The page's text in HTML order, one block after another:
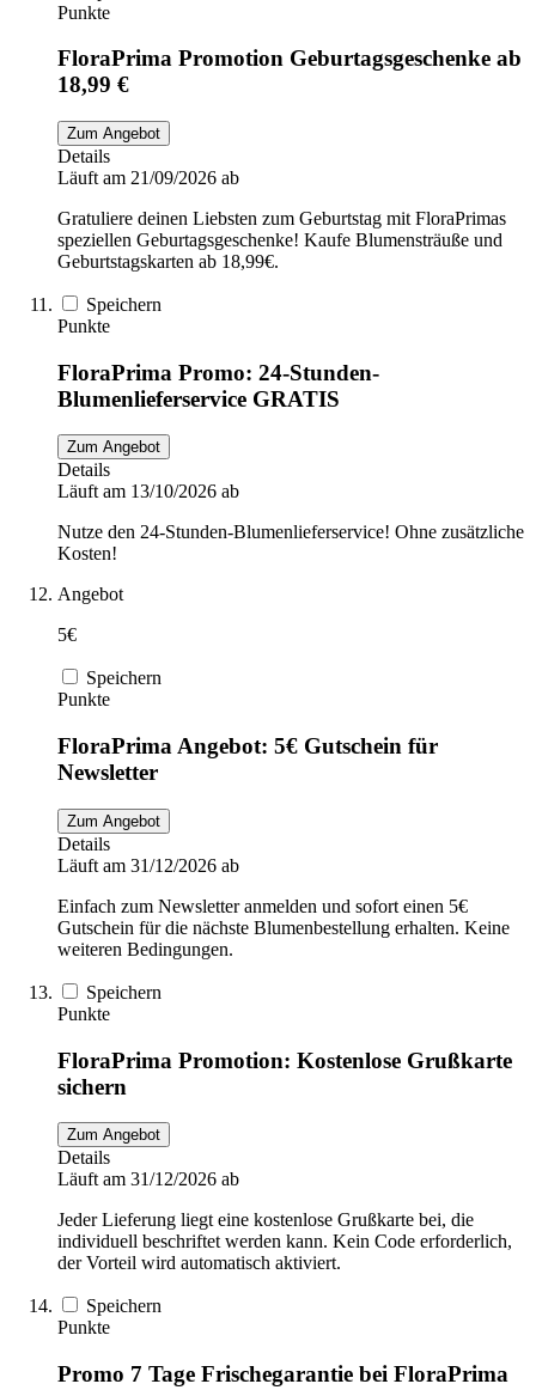
Punkte
FloraPrima Promotion Geburtagsgeschenke ab
18,99 €
Zum Angebot
Details
Läuft am 21/09/2026 ab
Gratuliere deinen Liebsten zum Geburtstag mit FloraPrimas
speziellen Geburtagsgeschenke! Kaufe Blumensträuße und
Geburtstagskarten ab 18,99€.
Speichern
Punkte
FloraPrima Promo: 24-Stunden-
Blumenlieferservice GRATIS
Zum Angebot
Details
Läuft am 13/10/2026 ab
Nutze den 24-Stunden-Blumenlieferservice! Ohne zusätzliche
Kosten!
Angebot
5€
Speichern
Punkte
FloraPrima Angebot: 5€ Gutschein für
Newsletter
Zum Angebot
Details
Läuft am 31/12/2026 ab
Einfach zum Newsletter anmelden und sofort einen 5€
Gutschein für die nächste Blumenbestellung erhalten. Keine
weiteren Bedingungen.
Speichern
Punkte
FloraPrima Promotion: Kostenlose Grußkarte
sichern
Zum Angebot
Details
Läuft am 31/12/2026 ab
Jeder Lieferung liegt eine kostenlose Grußkarte bei, die
individuell beschriftet werden kann. Kein Code erforderlich,
der Vorteil wird automatisch aktiviert.
Speichern
Punkte
Promo 7 Tage Frischegarantie bei FloraPrima